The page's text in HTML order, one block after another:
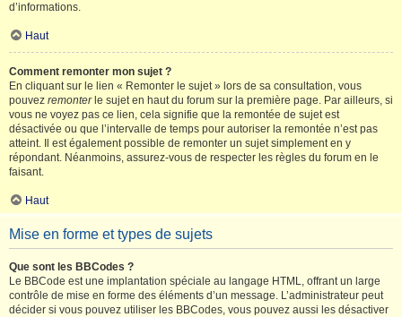
d’informations.
Haut
Comment remonter mon sujet ?
En cliquant sur le lien « Remonter le sujet » lors de sa consultation, vous
pouvez remonterle sujet en haut du forum sur la première page. Par ailleurs, si
vous ne voyez pas ce lien, cela signifie que la remontée de sujet est
désactivée ou que l’intervalle de temps pour autoriser la remontée n’est pas
atteint. Il est également possible de remonter un sujet simplement en y
répondant. Néanmoins, assurez-vous de respecter les règles du forum en le
faisant.
Haut
Mise en forme et types de sujets
Que sont les BBCodes ?
Le BBCode est une implantation spéciale au langage HTML, offrant un large
contrôle de mise en forme des éléments d’un message. L’administrateur peut
décider si vous pouvez utiliser les BBCodes, vous pouvez aussi les désactiver